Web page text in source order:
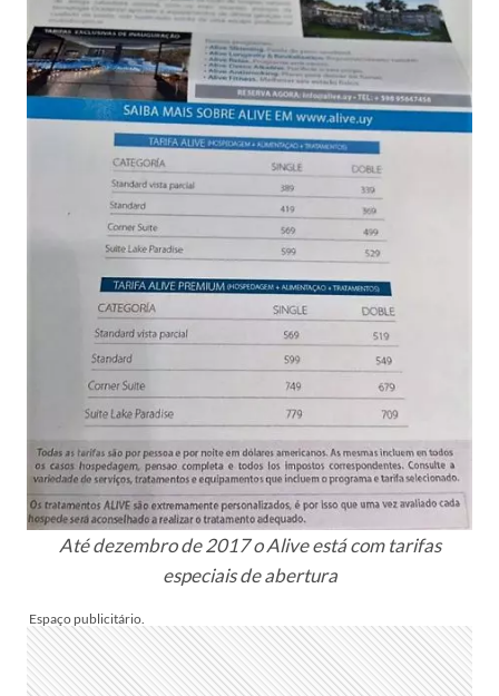
Até dezembro de 2017 o Alive está com tarifas
especiais de abertura